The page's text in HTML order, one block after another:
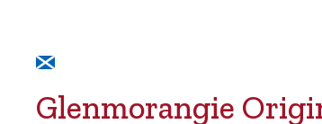
Glenmorangie